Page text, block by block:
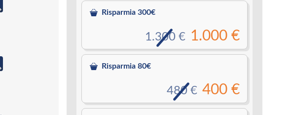
Risparmia 300€
1.000 €
1.300 €
Risparmia 80€
400 €
480 €